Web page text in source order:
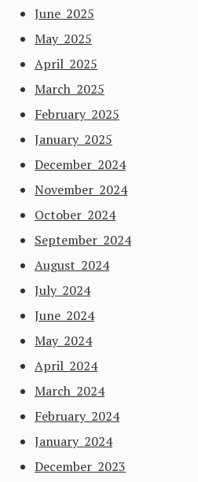
June 2025
May 2025
April 2025
March 2025
February 2025
January 2025
December 2024
November 2024
October 2024
September 2024
August 2024
July 2024
June 2024
May 2024
April 2024
March 2024
February 2024
January 2024
December 2023